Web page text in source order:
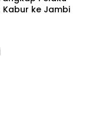
Kabur ke Jambi